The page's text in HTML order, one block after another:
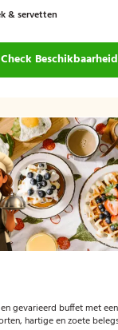
& servetten
Check Beschikbaarheid
gevarieerd buffet met
hartige en zoete